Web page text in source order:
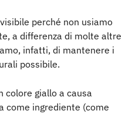
perché non usiamo
a differenza di molte altre
infatti, di mantenere i
possibile.
colore giallo a causa
come ingrediente (come